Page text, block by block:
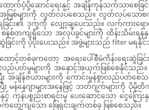
ပံ့ပို့ဆောင်ရေးနှင့် အချိန်ကုန်သက်သာစေခြင်း
မြစ်များကို လွတ်လပ်စေသည်။ လွတ်လပ်သောစက်ပ
ခြင်း၏ ဒုက္ခကို လျှော့ချပေးသည်။ လက်ကား
နစ်တကျရှိသော အလုပ်ခွင်များကို ထိန်းသိမ်းရ
ြင်းကို ပံ့ပိုးပေးသည်။ အဖွဲ့များသည် filter မရ
ာင့်တစ်ခုကတော့ အရေးပေါ်စီမံကိန်းရေးဆွဲခ
လည်ပတ်မှုများကို အနှောင့်အယှက်ဖြစ်စေနိုင်သည်။
ြီး အချိန်ဇယားများကို ကောင်းမွန်စွာလည်ပ
နေဂျာများအနေဖြင့် ဘတ်ဂျက်များကို ပိုမိုတိက
င့် ကုန်ပစ္စည်းစာရင်းမှ ပေးဆောင်သော ငွေက
တွေ့ကျသော ဖြေရှင်းချက်တစ်ခု ဖြစ်စေသည်။